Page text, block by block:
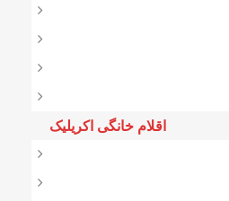
اقلام خانگی اکریلیک